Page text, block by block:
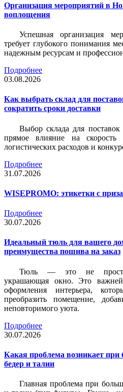
Организация мероприятий в
воплощения
Успешная организация
требует глубокого понимания
надежным ресурсам и
Подробнее
03.08.2026
Как выбрать склад для
сократить сроки доставки
Выбор склада для
прямое влияние на скорость
логистических расходов и
Подробнее
31.07.2026
WISEPROMO: этикетки с
Подробнее
30.07.2026
Идеальный тюль для вашего
преимущества пошива на заказ
Тюль — это не просто
украшающая окно. Это
оформления интерьера,
преобразить помещение,
неповторимого уюта.
Подробнее
30.07.2026
Какая проблема возникает при
бедер и талии
Главная проблема при